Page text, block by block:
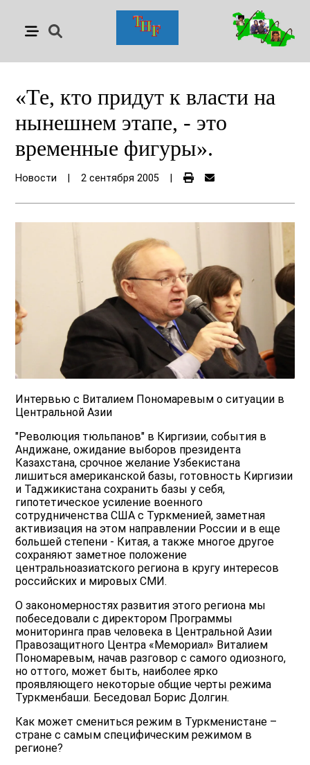
«Те, кто придут к власти на
нынешнем этапе, - это
временные фигуры».
Новости 2 сентября 2005
Интервью с Виталием Пономаревым о ситуации в
Центральной Азии
"Революция тюльпанов" в Киргизии, события в
Андижане, ожидание выборов президента
Казахстана, срочное желание Узбекистана
лишиться американской базы, готовность Киргизии
и Таджикистана сохранить базы у себя,
гипотетическое усиление военного
сотрудниченства США с Туркменией, заметная
активизация на этом направлении России и в еще
большей степени - Китая, а также многое другое
сохраняют заметное положение
центральноазиатского региона в кругу интересов
российских и мировых СМИ.
О закономерностях развития этого региона мы
побеседовали с директором Программы
мониторинга прав человека в Центральной Азии
Правозащитного Центра «Мемориал» Виталием
Пономаревым, начав разговор с самого одиозного,
но оттого, может быть, наиболее ярко
проявляющего некоторые общие черты режима
Туркменбаши. Беседовал Борис Долгин.
Как может смениться режим в Туркменистане –
стране с самым специфическим режимом в
регионе?